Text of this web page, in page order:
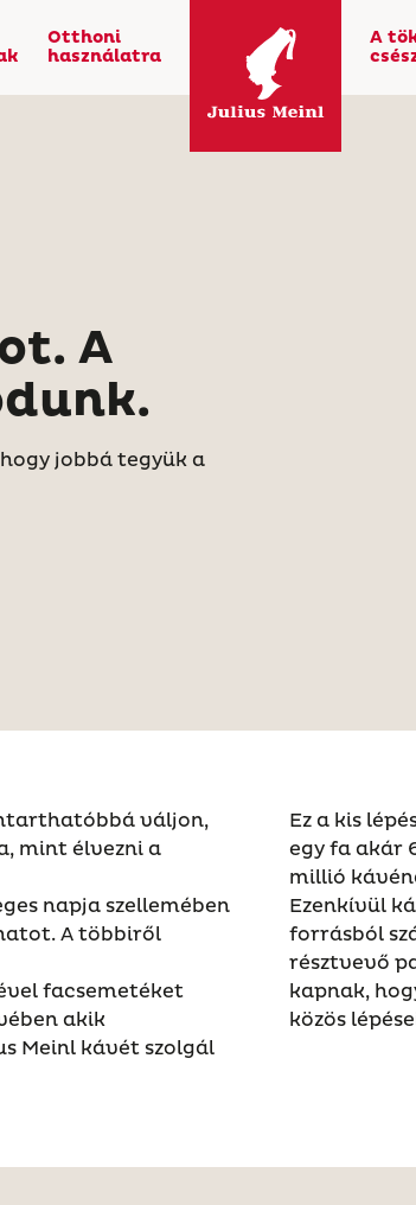
Otthoni
használatra
A
A
jobbá tegyük a
váljon,
mint élvezni a
napja szellemében
A többiről
facsemetéket
akik
Meinl kávét szolgál
Ez a kis
egy fa akár
millió
Ezenkívül
forrásból
résztvevő
kapnak,
közös